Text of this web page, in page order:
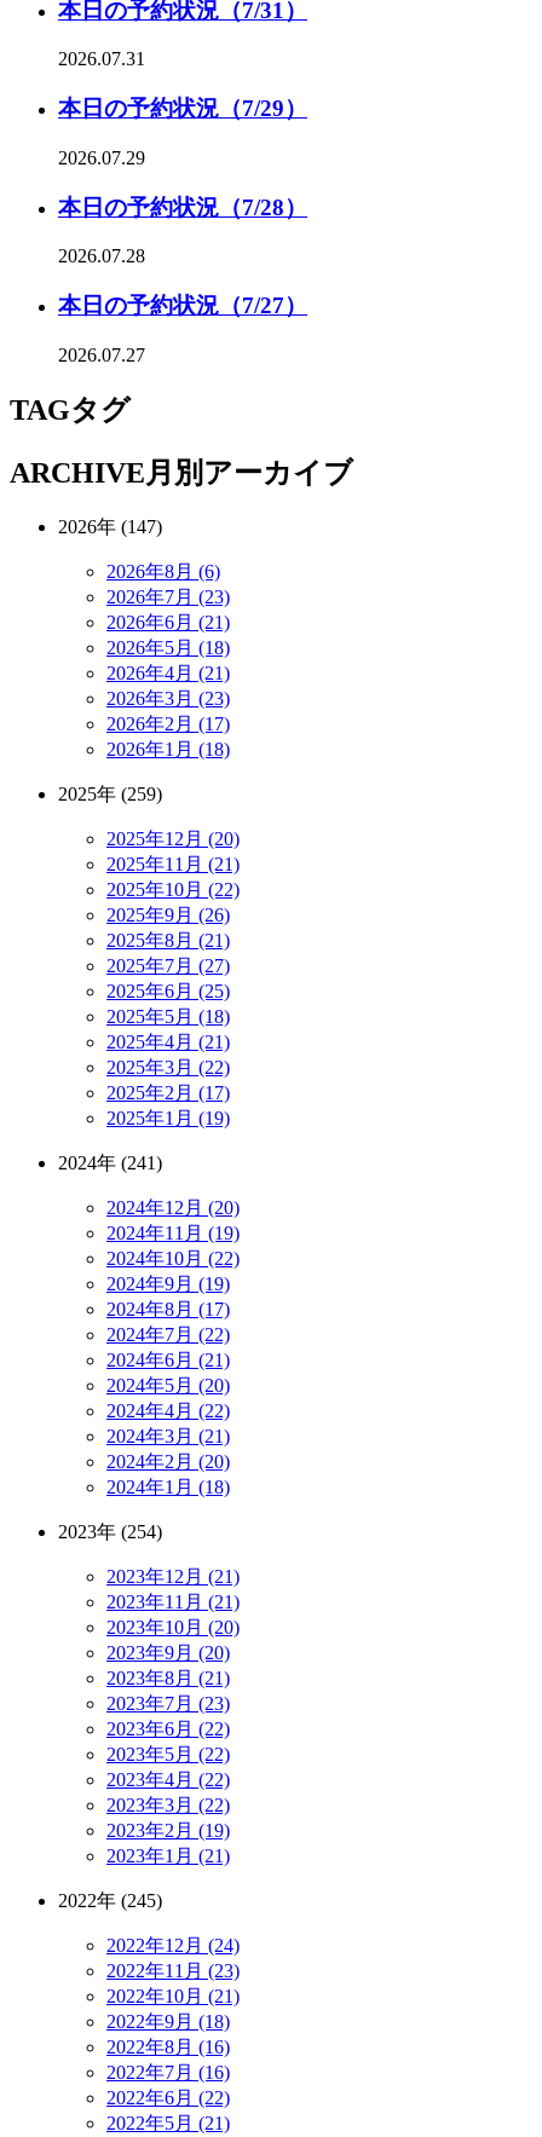
本日の予約状況（7/31）
2026.07.31
本日の予約状況（7/29）
2026.07.29
本日の予約状況（7/28）
2026.07.28
本日の予約状況（7/27）
2026.07.27
TAGタグ
ARCHIVE月別アーカイブ
2026年 (147)
2026年8月 (6)
2026年7月 (23)
2026年6月 (21)
2026年5月 (18)
2026年4月 (21)
2026年3月 (23)
2026年2月 (17)
2026年1月 (18)
2025年 (259)
2025年12月 (20)
2025年11月 (21)
2025年10月 (22)
2025年9月 (26)
2025年8月 (21)
2025年7月 (27)
2025年6月 (25)
2025年5月 (18)
2025年4月 (21)
2025年3月 (22)
2025年2月 (17)
2025年1月 (19)
2024年 (241)
2024年12月 (20)
2024年11月 (19)
2024年10月 (22)
2024年9月 (19)
2024年8月 (17)
2024年7月 (22)
2024年6月 (21)
2024年5月 (20)
2024年4月 (22)
2024年3月 (21)
2024年2月 (20)
2024年1月 (18)
2023年 (254)
2023年12月 (21)
2023年11月 (21)
2023年10月 (20)
2023年9月 (20)
2023年8月 (21)
2023年7月 (23)
2023年6月 (22)
2023年5月 (22)
2023年4月 (22)
2023年3月 (22)
2023年2月 (19)
2023年1月 (21)
2022年 (245)
2022年12月 (24)
2022年11月 (23)
2022年10月 (21)
2022年9月 (18)
2022年8月 (16)
2022年7月 (16)
2022年6月 (22)
2022年5月 (21)